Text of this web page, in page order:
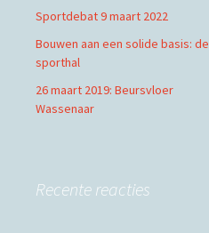
Sportdebat 9 maart 2022
Bouwen aan een solide basis: de
sporthal
26 maart 2019: Beursvloer
Wassenaar
Recente reacties